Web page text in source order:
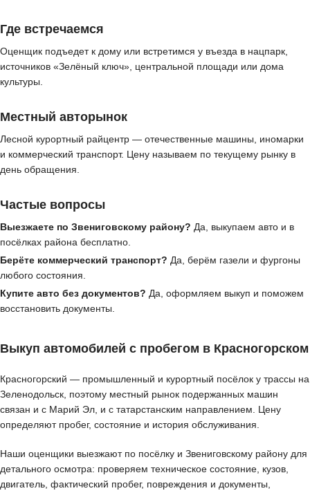
Где встречаемся
Оценщик подъедет к дому или встретимся у въезда в нацпарк,
источников «Зелёный ключ», центральной площади или дома
культуры.
Местный авторынок
Лесной курортный райцентр — отечественные машины, иномарки
и коммерческий транспорт. Цену называем по текущему рынку в
день обращения.
Частые вопросы
Выезжаете по Звениговскому району? Да, выкупаем авто и в
посёлках района бесплатно.
Берёте коммерческий транспорт? Да, берём газели и фургоны
любого состояния.
Купите авто без документов? Да, оформляем выкуп и поможем
восстановить документы.
Выкуп автомобилей с пробегом в Красногорском
Красногорский — промышленный и курортный посёлок у трассы на
Зеленодольск, поэтому местный рынок подержанных машин
связан и с Марий Эл, и с татарстанским направлением. Цену
определяют пробег, состояние и история обслуживания.
Наши оценщики выезжают по посёлку и Звениговскому району для
детального осмотра: проверяем техническое состояние, кузов,
двигатель, фактический пробег, повреждения и документы,